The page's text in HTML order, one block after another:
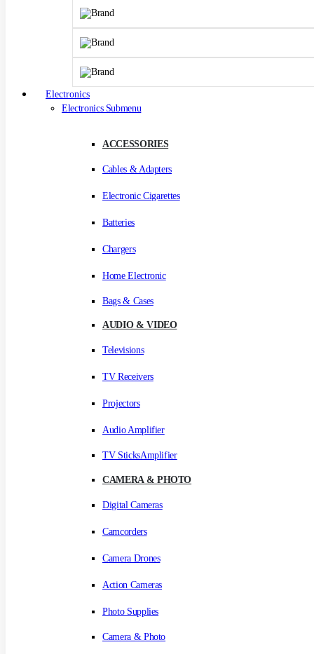
Electronics
Electronics Submenu
ACCESSORIES
Cables & Adapters
Electronic Cigarettes
Batteries
Chargers
Home Electronic
Bags & Cases
AUDIO & VIDEO
Televisions
TV Receivers
Projectors
Audio Amplifier
TV SticksAmplifier
CAMERA & PHOTO
Digital Cameras
Camcorders
Camera Drones
Action Cameras
Photo Supplies
Camera & Photo